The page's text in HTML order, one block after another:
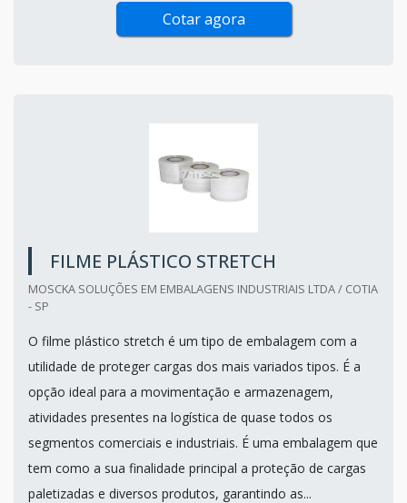
Cotar agora
FILME PLÁSTICO STRETCH
MOSCKA SOLUÇÕES EM EMBALAGENS INDUSTRIAIS LTDA / COTIA
- SP
O filme plástico stretch é um tipo de embalagem com a
utilidade de proteger cargas dos mais variados tipos. É a
opção ideal para a movimentação e armazenagem,
atividades presentes na logística de quase todos os
segmentos comerciais e industriais. É uma embalagem que
tem como a sua finalidade principal a proteção de cargas
paletizadas e diversos produtos, garantindo as...